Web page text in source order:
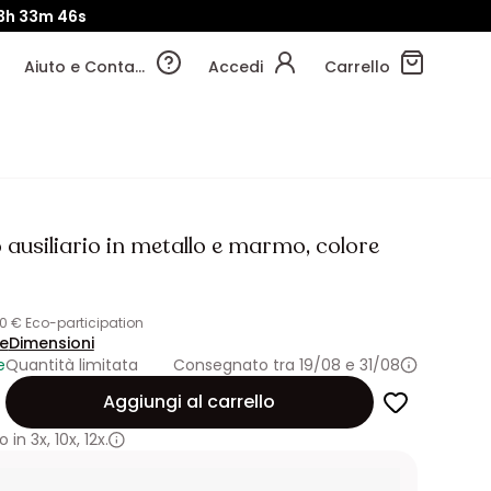
33m 44s
Aiuto e Contatti Accedi Carrello
ausiliario in metallo e marmo, colore
€ Eco-participation
Dimensioni
Quantità limitata Consegnato tra 19/08 e 31/08
Aggiungi al carrello
in 3x, 10x, 12x.